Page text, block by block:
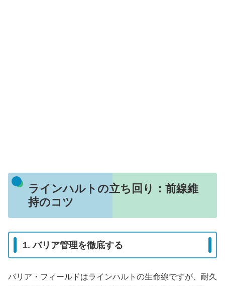
ラインハルトの立ち回り：前線維
持のコツ
1. バリア管理を徹底する
バリア・フィールドはラインハルトの生命線ですが、耐久